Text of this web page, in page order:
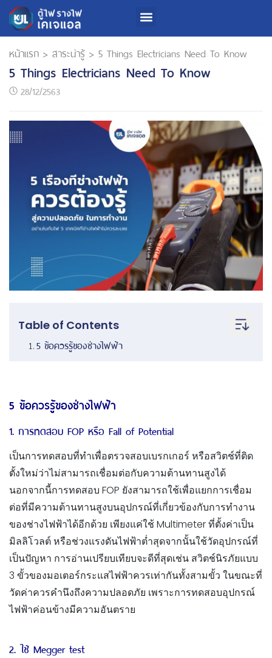
หน้าแรก > สาระน่ารู้ > 5 Things Electricians Need To Know
5 Things Electricians Need To Know
28/12/2563
Table of Contents
5 ข้อควรรู้ของช่างไฟฟ้า
5 ข้อควรรู้ของช่างไฟฟ้า
1. การทดสอบ FOP หรือ Fall of Potential
เป็นการทดสอบที่ทำเพื่อตรวจสอบเบรกเกอร์ หรือสวิตช์ที่ติด
ตั้งใหม่ว่าไม่สามารถเชื่อมต่อกับความต้านทานสูงได้
นอกจากนี้การทดสอบ FOP ยังสามารถใช้เพื่อแยกการเชื่อม
ต่อที่มีความต้านทานสูงบนอุปกรณ์ที่เกี่ยวข้องกับการทำงาน
ของช่างไฟฟ้าได้อีกด้วย เพียงแค่ใช้ Multimeter ที่ตั้งค่าเป็น
มิลลิโวลต์ หรือช่วงแรงดันไฟฟ้าต่ำสุดจากนั้นใช้วัดอุปกรณ์ที่
เป็นปัญหา การอ่านเปรียบเทียบจะดีที่สุดเช่น สวิตช์นิรภัยแบบ
3 ขั้วของมอเตอร์กระแสไฟฟ้าควรเท่ากันทั้งสามขั้ว ในขณะที่
วัดค่าควรคำนึงถึงความปลอดภัย เพราะการทดสอบอุปกรณ์
ไฟฟ้าค่อนข้างมีความอันตราย
2. ใช้ Megger test